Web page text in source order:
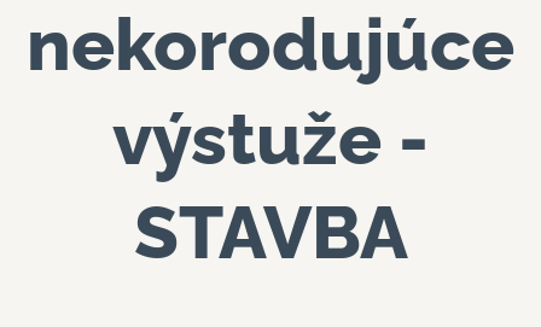
nekorodujúce
výstuže -
STAVBA